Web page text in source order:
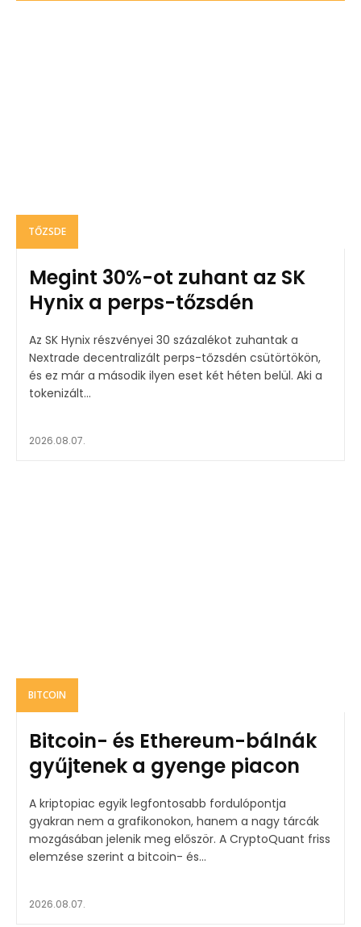
TŐZSDE
Megint 30%-ot zuhant az SK
Hynix a perps-tőzsdén
Az SK Hynix részvényei 30 százalékot zuhantak a
Nextrade decentralizált perps-tőzsdén csütörtökön,
és ez már a második ilyen eset két héten belül. Aki a
tokenizált...
2026.08.07.
BITCOIN
Bitcoin- és Ethereum-bálnák
gyűjtenek a gyenge piacon
A kriptopiac egyik legfontosabb fordulópontja
gyakran nem a grafikonokon, hanem a nagy tárcák
mozgásában jelenik meg először. A CryptoQuant friss
elemzése szerint a bitcoin- és...
2026.08.07.